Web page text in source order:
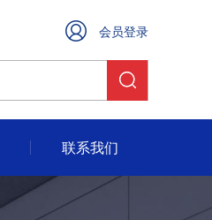
会员登录
联系我们